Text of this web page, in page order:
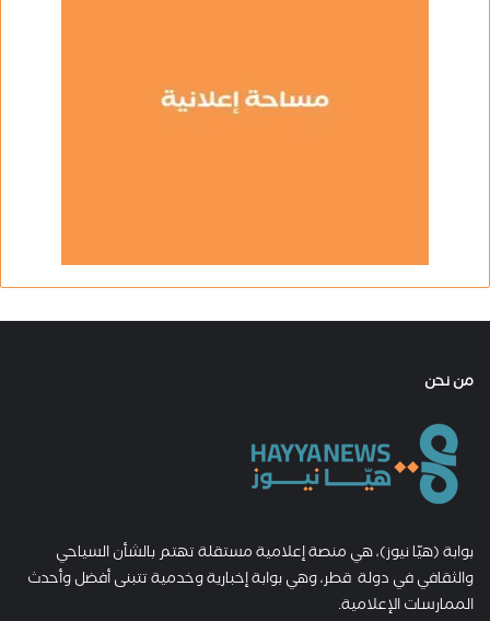
من نحن
بوابة (هيّا نيوز)، هي منصة إعلامية مستقلة تهتم بالشأن السياحي
والثقافي في دولة قطر، وهي بوابة إخبارية وخدمية تتبنى أفضل وأحدث
الممارسات الإعلامية.